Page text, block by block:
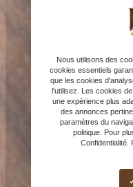
Nous utilisons des
cookies essentiels
que les cookies
l'utilisez. Les cookies
une expérience plus
des annonces
paramètres du
politique. Pour
Confidentialité.